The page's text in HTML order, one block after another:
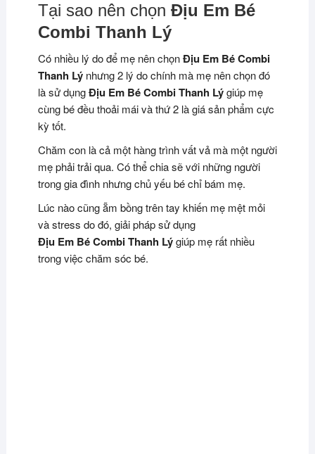
Tại sao nên chọn Địu Em Bé
Combi Thanh Lý
Có nhiều lý do để mẹ nên chọnĐịu Em Bé Combi
Thanh Lýnhưng 2 lý do chính mà mẹ nên chọn đó
là sử dụngĐịu Em Bé Combi Thanh Lýgiúp mẹ
cùng bé đều thoải mái và thứ 2 là giá sản phẩm cực
kỳ tốt.
Chăm con là cả một hàng trình vất vả mà một người
mẹ phải trải qua. Có thể chia sẽ với những người
trong gia đình nhưng chủ yếu bé chỉ bám mẹ.
Lúc nào cũng ẵm bồng trên tay khiến mẹ mệt mỏi
và stress do đó, giải pháp sử dụng
Địu Em Bé Combi Thanh Lýgiúp mẹ rất nhiều
trong việc chăm sóc bé.